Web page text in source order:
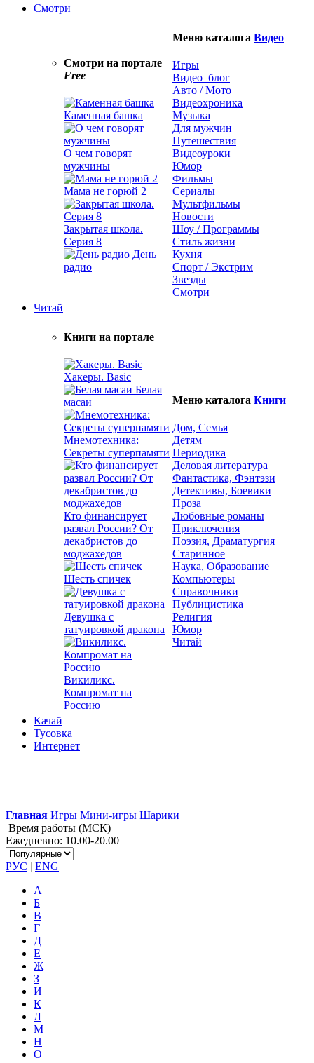
Смотри
Смотри на портале
Free
Каменная башка
О чем говорят
мужчины
Мама не горюй 2
Закрытая школа.
Серия 8
День
радио
Меню каталога Видео
Игры
Видео–блог
Авто / Мото
Видеохроника
Музыка
Для мужчин
Путешествия
Видеоуроки
Юмор
Фильмы
Сериалы
Мультфильмы
Новости
Шоу / Программы
Стиль жизни
Кухня
Спорт / Экстрим
Звезды
Смотри
Читай
Книги на портале
Хакеры. Basic
Белая
масаи
Мнемотехника:
Секреты суперпамяти
Кто финансирует
развал России? От
декабристов до
моджахедов
Шесть спичек
Девушка с
татуировкой дракона
Викиликс.
Компромат на
Россию
Меню каталога Книги
Дом, Семья
Детям
Периодика
Деловая литература
Фантастика, Фэнтэзи
Детективы, Боевики
Проза
Любовные романы
Приключения
Поэзия, Драматургия
Старинное
Наука, Образование
Компьютеры
Справочники
Публицистика
Религия
Юмор
Читай
Качай
Тусовка
Интернет
Главная Игры Мини-игры Шарики
Время работы (МСК)
Ежедневно: 10.00-20.00
РУС | ENG
А
Б
В
Г
Д
Е
Ж
З
И
К
Л
М
Н
О